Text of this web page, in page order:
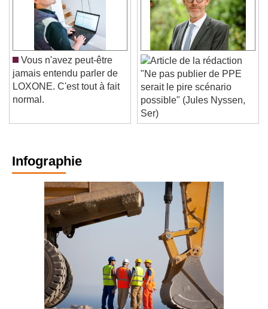
Vous n'avez peut-être
jamais entendu parler de
LOXONE. C'est tout à fait
normal.
"Ne pas publier de PPE
serait le pire scénario
possible" (Jules Nyssen,
Ser)
Infographie